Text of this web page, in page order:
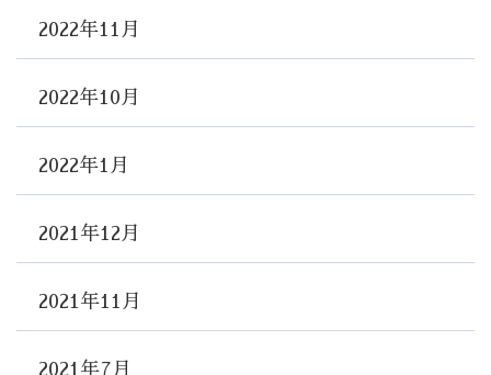
2022年11月
2022年10月
2022年1月
2021年12月
2021年11月
2021年7月